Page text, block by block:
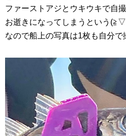
ファーストアジとウキウキで自
お逝きになってしまうという
なので船上の写真は1枚も自分で